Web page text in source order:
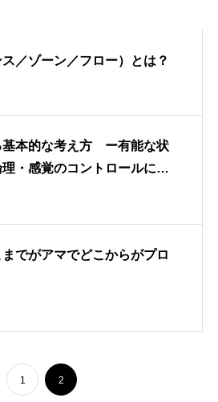
／ゾーン／フロー）とは？
基本的な考え方 ー有能な状
・感覚のコントロールにつ
でがアマでどこからがプロ
1 2